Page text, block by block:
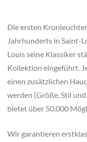
Die ersten
Jahrhunderts in Saint-
Louis seine Klassiker
Kollektion eingeführt.
einen zusätzlichen
werden (Größe, Stil
bietet über 50.000
Wir garantieren